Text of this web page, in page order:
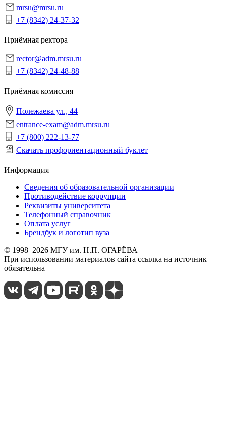
mrsu@mrsu.ru
+7 (8342) 24-37-32
Приёмная ректора
rector@adm.mrsu.ru
+7 (8342) 24-48-88
Приёмная комиссия
Полежаева ул., 44
entrance-exam@adm.mrsu.ru
+7 (800) 222-13-77
Скачать профориентационный буклет
Информация
Сведения об образовательной организации
Противодействие коррупции
Реквизиты университета
Телефонный справочник
Оплата услуг
Брендбук и логотип вуза
© 1998–2026 МГУ им. Н.П. ОГАРЁВА
При использовании материалов сайта ссылка на источник
обязательна